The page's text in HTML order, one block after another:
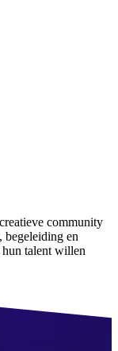
community
begeleiding en
hun talent willen